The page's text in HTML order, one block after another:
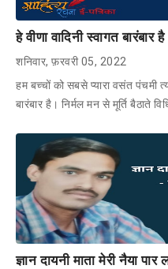
हे वीणा वादिनी स्वागत
शनिवार, फ़रवरी 05, 2022
हम बच्चों को सबसे प्यारा वसंत पंचमी
बारंबार है। निर्मल मन से मूर्ति बैठाते
ज्ञान दायनी माता मेरी नैया